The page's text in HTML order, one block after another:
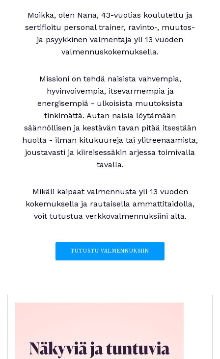
Moikka, olen Nana, 43-vuotias koulutettu ja
sertifioitu personal trainer, ravinto-, muutos-
ja psyykkinen valmentaja yli 13 vuoden
valmennuskokemuksella.
Missioni on tehdä naisista vahvempia,
hyvinvoivempia, itsevarmempia ja
energisempiä - ulkoisista muutoksista
tinkimättä. Autan naisia löytämään
säännöllisen ja kestävän tavan pitää itsestään
huolta - ilman kitukuureja tai ylitreenaamista,
joustavasti ja kiireisessäkin arjessa toimivalla
tavalla.
Mikäli kaipaat valmennusta yli 13 vuoden
kokemuksella ja rautaisella ammattitaidolla,
voit tutustua verkkovalmennuksiini alta.
TUTUSTU VALMENNUKSIIN